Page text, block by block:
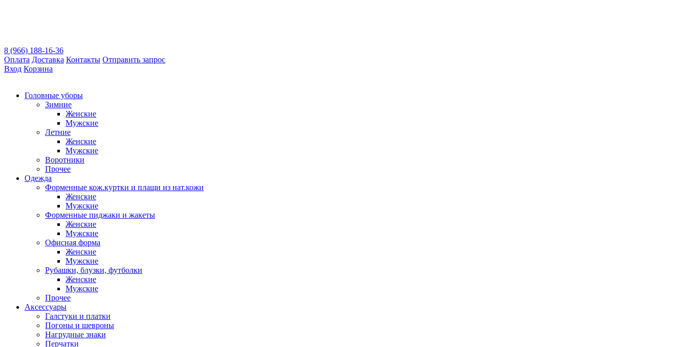
8 (966) 188-16-36
Оплата Доставка Контакты Отправить запрос
Вход Корзина
Головные уборы
Зимние
Женские
Мужские
Летние
Женские
Мужские
Воротники
Прочее
Одежда
Форменные кож.куртки и плащи из нат.кожи
Женские
Мужские
Форменные пиджаки и жакеты
Женские
Мужские
Офисная форма
Женские
Мужские
Рубашки, блузки, футболки
Женские
Мужские
Прочее
Аксессуары
Галстуки и платки
Погоны и шевроны
Нагрудные знаки
Перчатки